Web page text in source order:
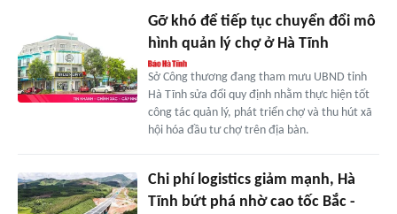
Gỡ khó để tiếp tục chuyển đổi mô
hình quản lý chợ ở Hà Tĩnh
Sở Công thương đang tham mưu UBND tỉnh
Hà Tĩnh sửa đổi quy định nhằm thực hiện tốt
công tác quản lý, phát triển chợ và thu hút xã
hội hóa đầu tư chợ trên địa bàn.
Chi phí logistics giảm mạnh, Hà
Tĩnh bứt phá nhờ cao tốc Bắc -